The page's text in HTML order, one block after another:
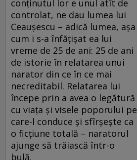
conţinutul lor e unul atît de
controlat, ne dau lumea lui
Ceauşescu – adică lumea, aşa
cum i s-a înfăţişat ea lui
vreme de 25 de ani: 25 de ani
de istorie în relatarea unui
narator din ce în ce mai
necreditabil. Relatarea lui
începe prin a avea o legătură
cu viaţa şi visele poporului pe
care-l conduce şi sfîrşeşte ca
o ficţiune totală – naratorul
ajunge să trăiască într-o
bulă.